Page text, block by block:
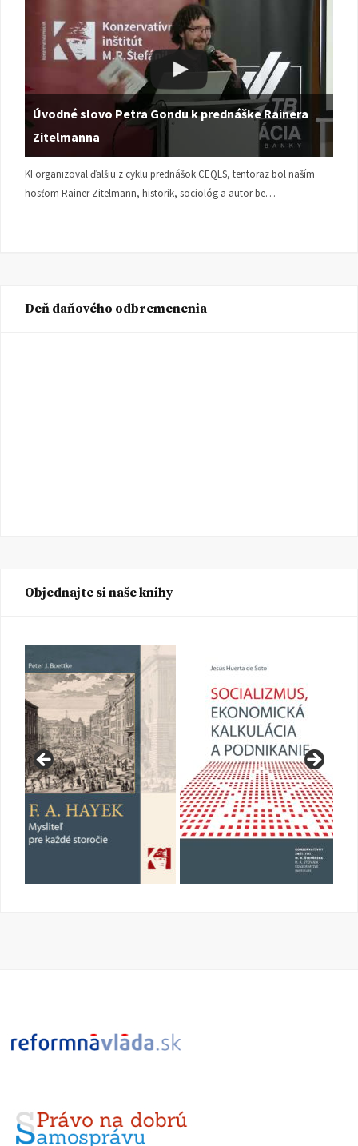
Úvodné slovo Petra Gondu k prednáške Rainera
Zitelmanna
KI organizoval ďalšiu z cyklu prednášok CEQLS, tentoraz bol naším
hosťom Rainer Zitelmann, historik, sociológ a autor be…
Deň daňového odbremenenia
Objednajte si naše knihy